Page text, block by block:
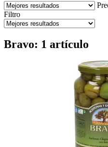
Filtro
Bravo: 1 artículo